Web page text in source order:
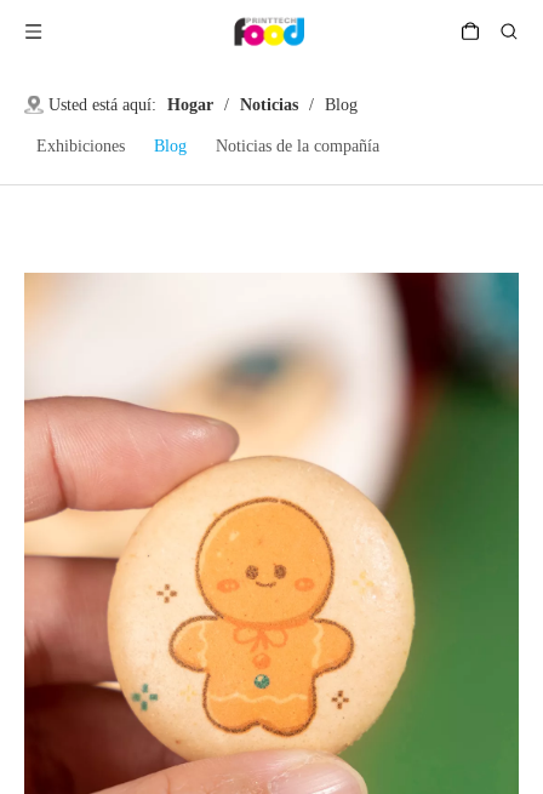
Usted está aquí: Hogar / Noticias / Blog
Exhibiciones Blog Noticias de la compañía